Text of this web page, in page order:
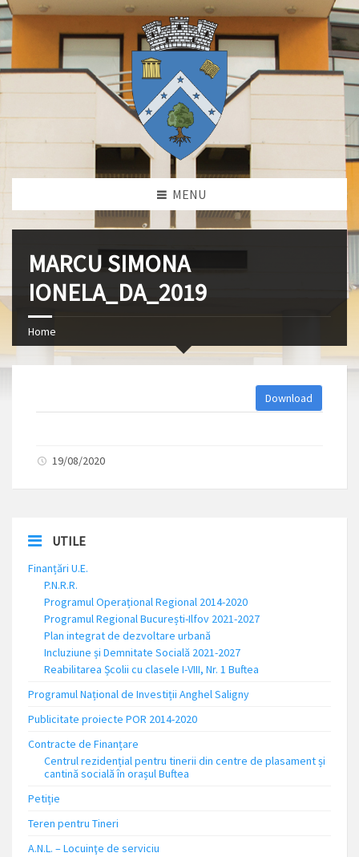
MENU
MARCU SIMONA
IONELA_DA_2019
Home
Download
19/08/2020
UTILE
Finanțări U.E.
P.N.R.R.
Programul Operațional Regional 2014-2020
Programul Regional București-Ilfov 2021-2027
Plan integrat de dezvoltare urbană
Incluziune și Demnitate Socială 2021-2027
Reabilitarea Școlii cu clasele I-VIII, Nr. 1 Buftea
Programul Național de Investiții Anghel Saligny
Publicitate proiecte POR 2014-2020
Contracte de Finanțare
Centrul rezidențial pentru tinerii din centre de plasament și
cantină socială în orașul Buftea
Petiție
Teren pentru Tineri
A.N.L. – Locuinţe de serviciu